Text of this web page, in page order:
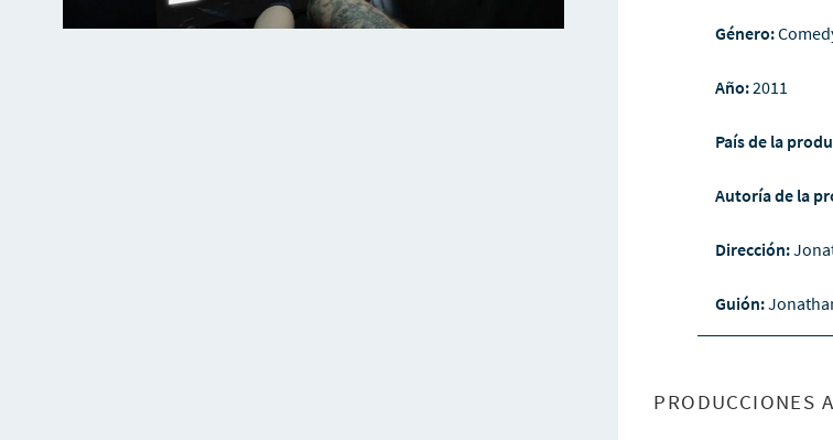
Género:
Año:2011
País de la
Autoría de la
Dirección:
Guión:
PRODUCCIONES